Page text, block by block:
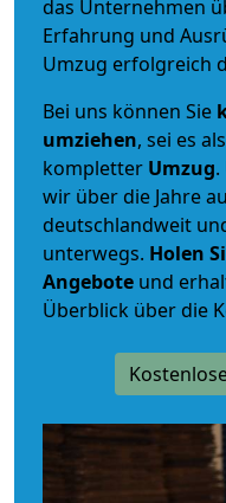
das Unternehmen
Erfahrung und
Umzug erfolgreich
Bei uns können Sie
umziehen, sei es als
kompletter Umzug
wir über die Jahre
deutschlandweit
unterwegs. Holen
Angebote und
Überblick über die